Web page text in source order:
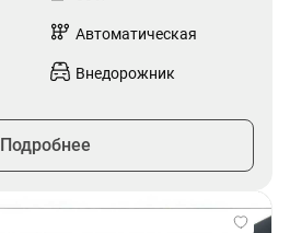
Автоматическая
Внедорожник
Подробнее